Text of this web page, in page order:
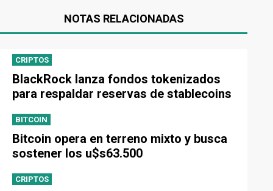
NOTAS RELACIONADAS
CRIPTOS
BlackRock lanza fondos tokenizados
para respaldar reservas de stablecoins
BITCOIN
Bitcoin opera en terreno mixto y busca
sostener los u$s63.500
CRIPTOS